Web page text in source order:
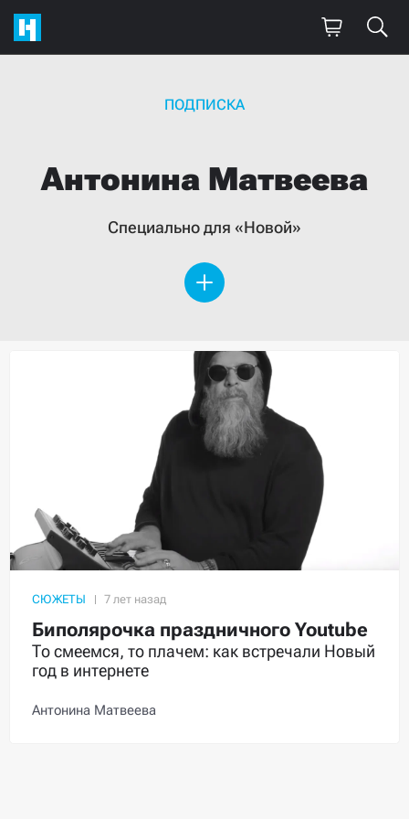
ПОДПИСКА
Антонина Матвеева
Специально для «Новой»
СЮЖЕТЫ
Биполярочка праздничного Youtube
То смеемся, то плачем: как встречали Новый
год в интернете
Антонина Матвеева